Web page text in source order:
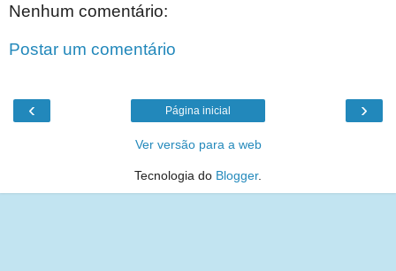
Nenhum comentário:
Postar um comentário
‹ ›
Página inicial
Ver versão para a web
Tecnologia do Blogger.